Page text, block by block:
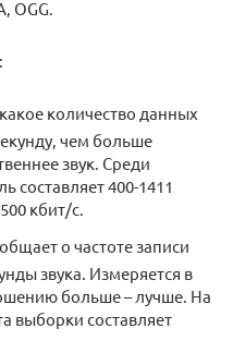
OGG.
количество данных
чем больше
звук. Среди
составляет 400-1411
кбит/с.
о частоте записи
звука. Измеряется в
больше – лучше. На
выборки составляет